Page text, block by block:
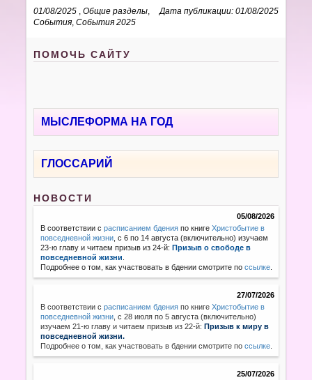
01/08/2025 Дата публикации: 01/08/2025
,Общие разделы
События ,События 2025
ПОМОЧЬ САЙТУ
МЫСЛЕФОРМА НА ГОД
ГЛОССАРИЙ
НОВОСТИ
05/08/2026
В соответствии срасписанием бдения по книгеХристобытие в
повседневной жизни , с 6 по 14 августа (включительно) изучаем
23-ю главу и читаем призыв из 24-й:Призыв о свободе в
повседневной жизни
Подробнее о том, как участвовать в бдении смотрите поссылке
27/07/2026
В соответствии с расписанием бдения по книгеХристобытие в
повседневной жизни с 28 июля по 5 августа (включительно)
изучаем 21-ю главу и читаем призыв из 22-й:Призыв к миру в
повседневной жизни.
Подробнее о том, как участвовать в бдении смотрите поссылке
25/07/2026